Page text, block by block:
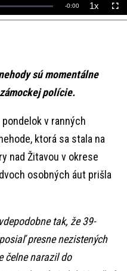
Remaining
-0:00 1xPlayback
Rate
sú momentálne
polície.
v ranných
ktorá sa stala na
nad Žitavou v okrese
osobných áut prišla
tak, že 39-
presne nezistených
čelne narazil do